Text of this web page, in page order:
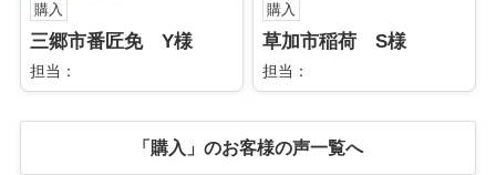
購入
三郷市番匠免 Y様
担当：
購入
草加市稲荷 S様
担当：
「購入」のお客様の声一覧へ